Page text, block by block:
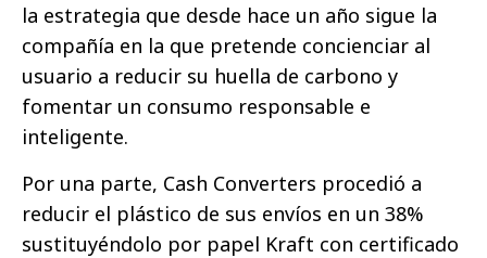
la estrategia que desde hace un año sigue la
compañía en la que pretende concienciar al
usuario a reducir su huella de carbono y
fomentar un consumo responsable e
inteligente.
Por una parte, Cash Converters procedió a
reducir el plástico de sus envíos en un 38%
sustituyéndolo por papel Kraft con certificado